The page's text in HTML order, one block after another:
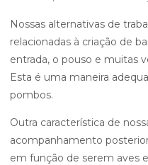
Nossas alternativas de
relacionadas à criação de
entrada, o pouso e muitas
Esta é uma maneira
pombos.
Outra característica de
acompanhamento
em função de serem aves